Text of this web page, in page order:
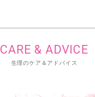
CARE & ADVICE
生理のケア＆アドバイス